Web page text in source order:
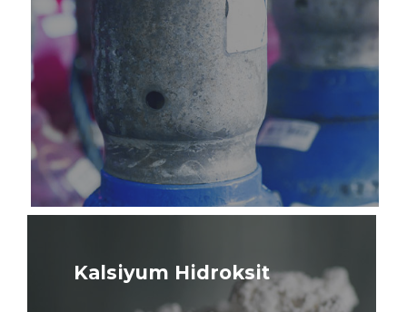
Kalsiyum Hidroksit